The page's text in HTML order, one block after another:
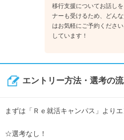
移行支援についてお話し
ナーも受けるため、どん
はお気軽にご予約くださ
しています！
エントリー方法・選考の
まずは「Ｒｅ就活キャンパス」よりエ
☆選考なし！